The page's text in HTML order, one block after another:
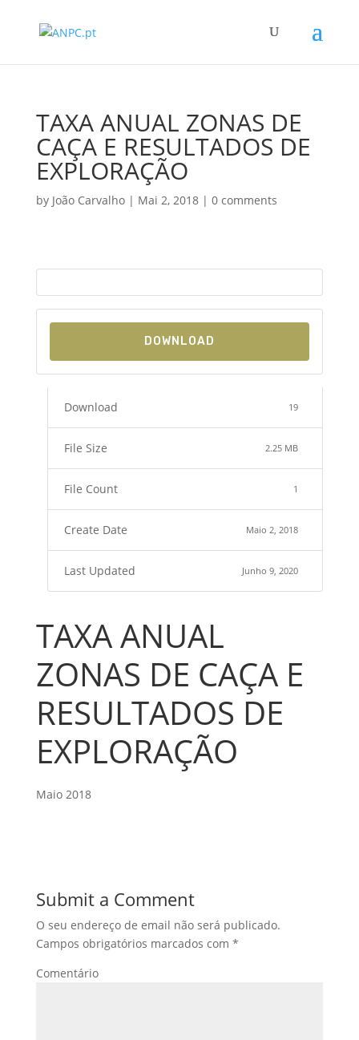
TAXA ANUAL ZONAS DE
CAÇA E RESULTADOS DE
EXPLORAÇÃO
by João Carvalho| Mai 2, 2018| 0 comments
DOWNLOAD
Download 19
File Size 2.25 MB
File Count 1
Create Date Maio 2, 2018
Last Updated Junho 9, 2020
TAXA ANUAL
ZONAS DE CAÇA E
RESULTADOS DE
EXPLORAÇÃO
Maio 2018
Submit a Comment
O seu endereço de email não será publicado.
Campos obrigatórios marcados com *
Comentário